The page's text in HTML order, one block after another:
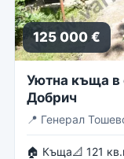
125 000 €
Уютна къща в
Добрич
📍 Генерал
🏠 Къща📐 121